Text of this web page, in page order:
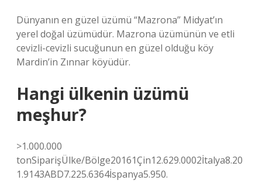
Dünyanın en güzel üzümü “Mazrona” Midyat’ın
yerel doğal üzümüdür. Mazrona üzümünün ve etli
cevizli-cevizli sucuğunun en güzel olduğu köy
Mardin’in Zınnar köyüdür.
Hangi ülkenin üzümü
meşhur?
>1.000.000
tonSiparişÜlke/Bölge20161Çin12.629.0002İtalya8.20
1.9143ABD7.225.6364İspanya5.950.